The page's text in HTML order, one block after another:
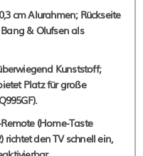
cm Alurahmen; Rückseite
& Olufsen als
Kunststoff;
Platz für große
(Home-Taste
richtet den TV schnell ein,